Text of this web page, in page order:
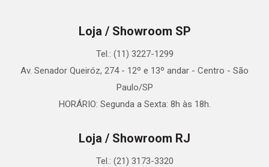
Loja / Showroom SP
Tel.: (11) 3227-1299
Av. Senador Queiróz, 274 - 12º e 13º andar - Centro - São
Paulo/SP
HORÁRIO: Segunda a Sexta: 8h às 18h.
Loja / Showroom RJ
Tel.: (21) 3173-3320